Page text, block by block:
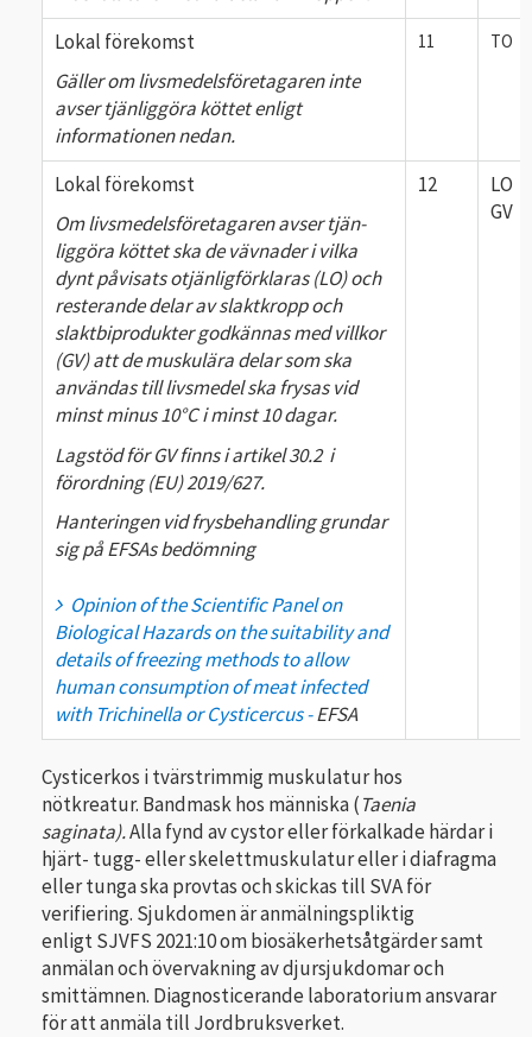
Lokal förekomst
Gäller om livsmedelsföretagaren inte
avser tjänliggöra köttet enligt
informationen nedan.
11 TO
Lokal förekomst
Om livsmedels­företagaren avser tjän­
liggöra köttet ska de vävnader i vilka
dynt påvisats otjänligförklaras (LO) och
resterande delar av slaktkropp och
slaktbiprodukter godkännas med villkor
(GV) att de muskulära delar som ska
användas till livsmedel ska frysas vid
minst minus 10°C i minst 10 dagar.
Lagstöd för GV finns i artikel 30.2 i
förordning (EU) 2019/627.
Hanteringen vid frysbehandling grundar
sig på EFSAs bedömning
Opinion of the Scientific Panel on
Biological Hazards on the suitability and
details of freezing methods to allow
human consumption of meat infected
with Trichinella or Cysticercus -EFSA
12
LO
GV
Cysticerkos i tvärstrimmig muskulatur hos
nötkreatur. Bandmask hos människa (Taenia
saginata).Alla fynd av cystor eller förkalkade härdar i
hjärt- tugg- eller skelettmuskulatur eller i diafragma
eller tunga ska provtas och skickas till SVA för
verifiering. Sjukdomen är anmälningspliktig
enligt SJVFS 2021:10 om biosäkerhetsåtgärder samt
anmälan och övervakning av djursjukdomar och
smittämnen. Diagnosticerande laboratorium ansvarar
för att anmäla till Jordbruksverket.